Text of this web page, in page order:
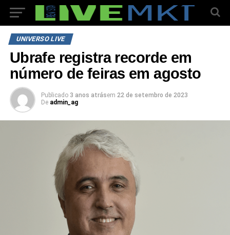
UNIVERSO LIVE
Ubrafe registra recorde em
número de feiras em agosto
Publicado 3 anos atrásem 22 de setembro de 2023
De admin_ag